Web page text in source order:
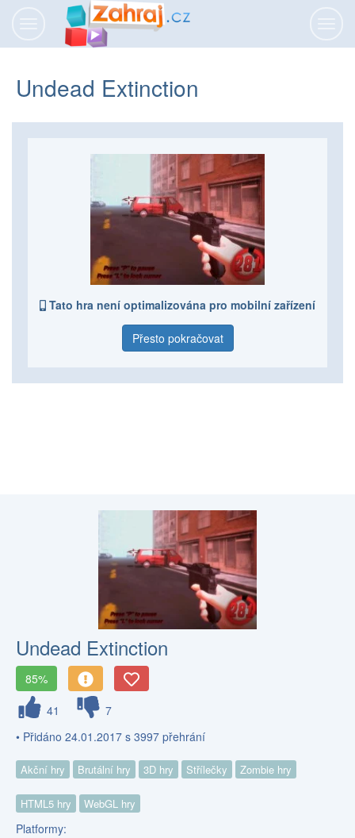
Undead Extinction
Tato hra není optimalizována pro mobilní zařízení
Přesto pokračovat
Undead Extinction
85%
41
7
• Přidáno 24.01.2017 s 3997 přehrání
Akční hry Brutální hry 3D hry Střílečky Zombie hry
HTML5 hry WebGL hry
Platformy: